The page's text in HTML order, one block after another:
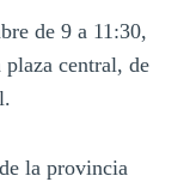
de 9 a 11:30,
central, de
la provincia